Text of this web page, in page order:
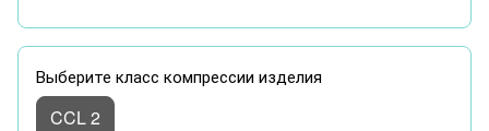
Выберите класс компрессии изделия
CCL 2